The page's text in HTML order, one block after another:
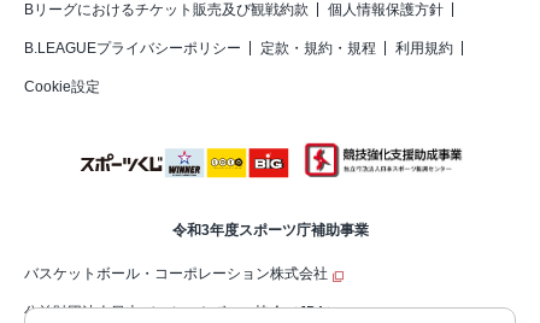
Bリーグにおけるチケット販売及び観戦約款 個人情報保護方針
B.LEAGUEプライバシーポリシー 定款・規約・規程 利用規約
Cookie設定
令和3年度スポーツ庁補助事業
バスケットボール・コーポレーション株式会社
公益財団法人日本バスケットボール協会（JBA）